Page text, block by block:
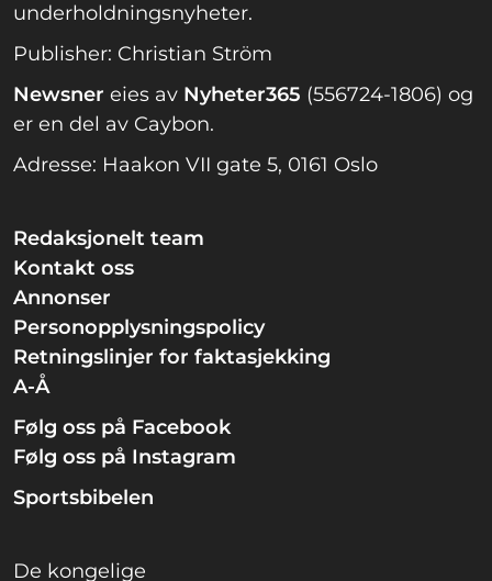
underholdningsnyheter.
Publisher: Christian Ström
Newsner eies av Nyheter365 (556724-1806) og
er en del av Caybon.
Adresse: Haakon VII gate 5, 0161 Oslo
Redaksjonelt team
Kontakt oss
Annonser
Personopplysningspolicy
Retningslinjer for faktasjekking
A-Å
Følg oss på Facebook
Følg oss på Instagram
Sportsbibelen
De kongelige